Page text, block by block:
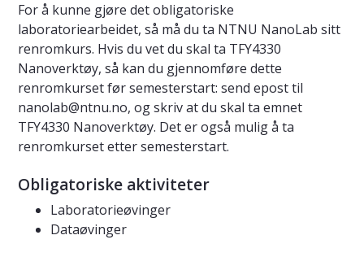
For å kunne gjøre det obligatoriske
laboratoriearbeidet, så må du ta NTNU NanoLab sitt
renromkurs. Hvis du vet du skal ta TFY4330
Nanoverktøy, så kan du gjennomføre dette
renromkurset før semesterstart: send epost til
nanolab@ntnu.no, og skriv at du skal ta emnet
TFY4330 Nanoverktøy. Det er også mulig å ta
renromkurset etter semesterstart.
Obligatoriske aktiviteter
Laboratorieøvinger
Dataøvinger